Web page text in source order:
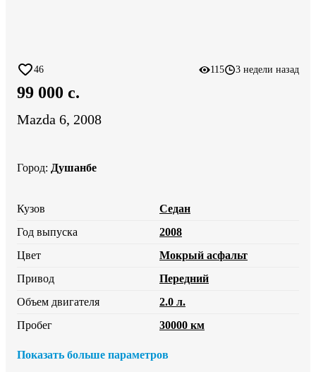
46 115 3 недели назад
99 000 c.
Mazda 6, 2008
Город: Душанбе
Кузов
Седан
Год выпуска
2008
Цвет
Мокрый асфальт
Привод
Передний
Объем двигателя
2.0 л.
Пробег
30000 км
Показать больше параметров